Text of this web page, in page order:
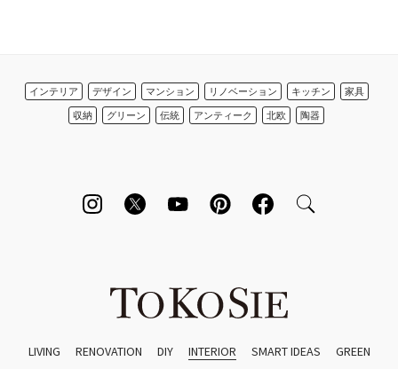
インテリア デザイン マンション リノベーション キッチン
家具
収納
グリーン 伝統 アンティーク 北欧 陶器
LIVING RENOVATION DIY INTERIOR SMART IDEAS
GREEN